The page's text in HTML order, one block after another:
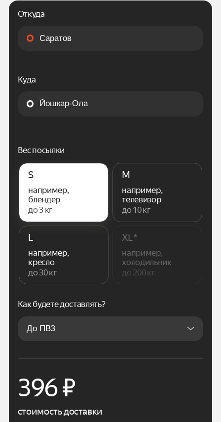
Откуда
Куда
Вес посылки
S
например,
блендер
до 3 кг
M
например,
телевизор
до 10 кг
L
например,
кресло
до 30 кг
XL*
например,
холодильник
до 200 кг
Как будете доставлять?
396₽
стоимость доставки